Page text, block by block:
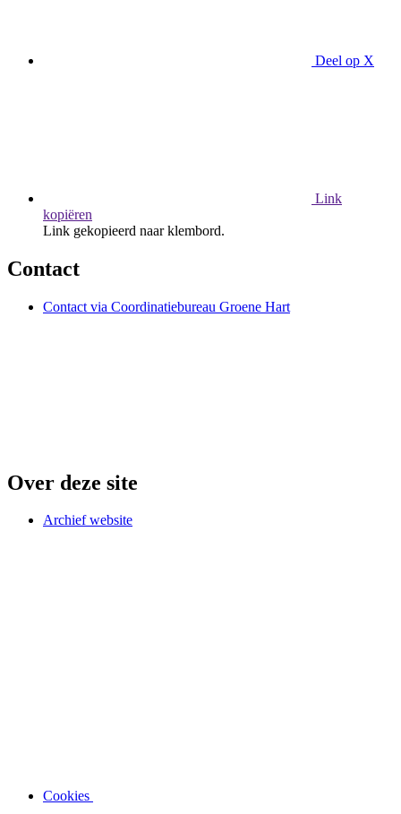
Deel op X
Link
kopiëren
Link gekopieerd naar klembord.
Contact
Contact via Coordinatiebureau Groene Hart
Over deze site
Archief website
Cookies